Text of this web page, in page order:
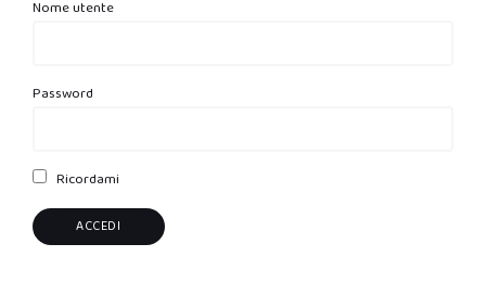
Nome utente
Password
Ricordami